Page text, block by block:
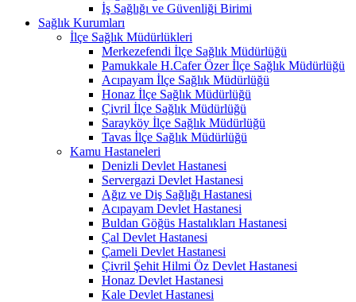
İş Sağlığı ve Güvenliği Birimi
Sağlık Kurumları
İlçe Sağlık Müdürlükleri
Merkezefendi İlçe Sağlık Müdürlüğü
Pamukkale H.Cafer Özer İlçe Sağlık Müdürlüğü
Acıpayam İlçe Sağlık Müdürlüğü
Honaz İlçe Sağlık Müdürlüğü
Çivril İlçe Sağlık Müdürlüğü
Sarayköy İlçe Sağlık Müdürlüğü
Tavas İlçe Sağlık Müdürlüğü
Kamu Hastaneleri
Denizli Devlet Hastanesi
Servergazi Devlet Hastanesi
Ağız ve Diş Sağlığı Hastanesi
Acıpayam Devlet Hastanesi
Buldan Göğüs Hastalıkları Hastanesi
Çal Devlet Hastanesi
Çameli Devlet Hastanesi
Çivril Şehit Hilmi Öz Devlet Hastanesi
Honaz Devlet Hastanesi
Kale Devlet Hastanesi